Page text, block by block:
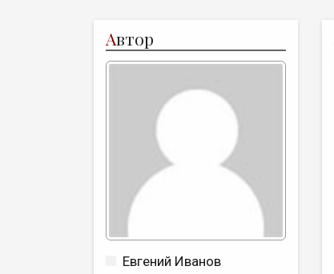
Автор
Евгений Иванов